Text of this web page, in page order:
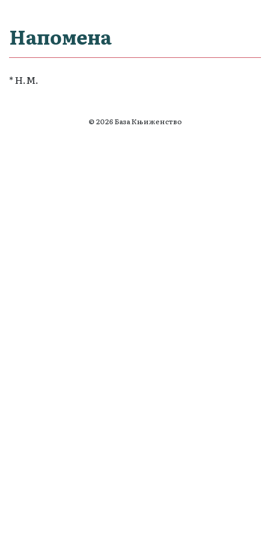
Напомена
* Н.М.
© 2026 База Књиженство